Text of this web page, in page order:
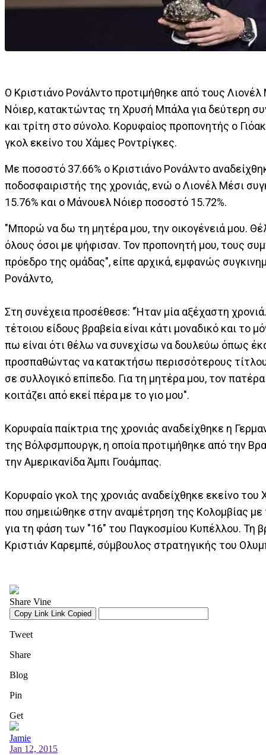
Ο Κριστιάνο Ρονάλντο προτιμήθηκε από τους
Νόιερ, κατακτώντας τη Χρυσή Μπάλα για δεύτερη
και τρίτη στο σύνολο. Κορυφαίος προπονητής ο
γκολ εκείνο του Χάμες Ροντρίγκες.
Με ποσοστό 37.66% ο Κριστιάνο Ρονάλντο
ποδοσφαιριστής της χρονιάς, ενώ ο Λιονέλ Μέσι
15.76% και ο Μάνουελ Νόιερ ποσοστό 15.72%.
"Μπορώ να δω τη μητέρα μου, την οικογένειά μου.
όλους όσοι με ψήφισαν. Τον προπονητή μου, τους
πρόεδρο της ομάδας", είπε αρχικά, εμφανώς
Ρονάλντο,
Στη συνέχεια προσέθεσε: "Ήταν μία αξέχαστη
τέτοιου είδους βραβεία είναι κάτι μοναδικό και το
πω είναι ότι θέλω να συνεχίσω να δουλεύω όπως
προσπαθώντας να κατακτήσω περισσότερους
σε συλλογικό επίπεδο. Για τη μητέρα μου, τον
κοιτάζει από εκεί πέρα με το γιο μου".
Κορυφαία παίκτρια της χρονιάς αναδείχθηκε η
της Βόλφσμπουργκ, η οποία προτιμήθηκε από την
την Αμερικανίδα Άμπι Γουάμπας.
Κορυφαίο γκολ της χρονιάς αναδείχθηκε εκείνο του
που σημειώθηκε στην αναμέτρηση της Κολομβίας
για τη φάση των "16" του Παγκοσμίου Κυπέλλου. Τη
Κριστιάν Καρεμπέ, σύμβουλος στρατηγικής του